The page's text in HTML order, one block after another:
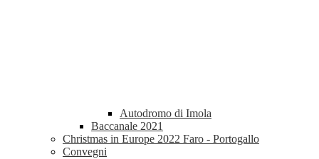
Autodromo di Imola
Baccanale 2021
Christmas in Europe 2022 Faro - Portogallo
Convegni